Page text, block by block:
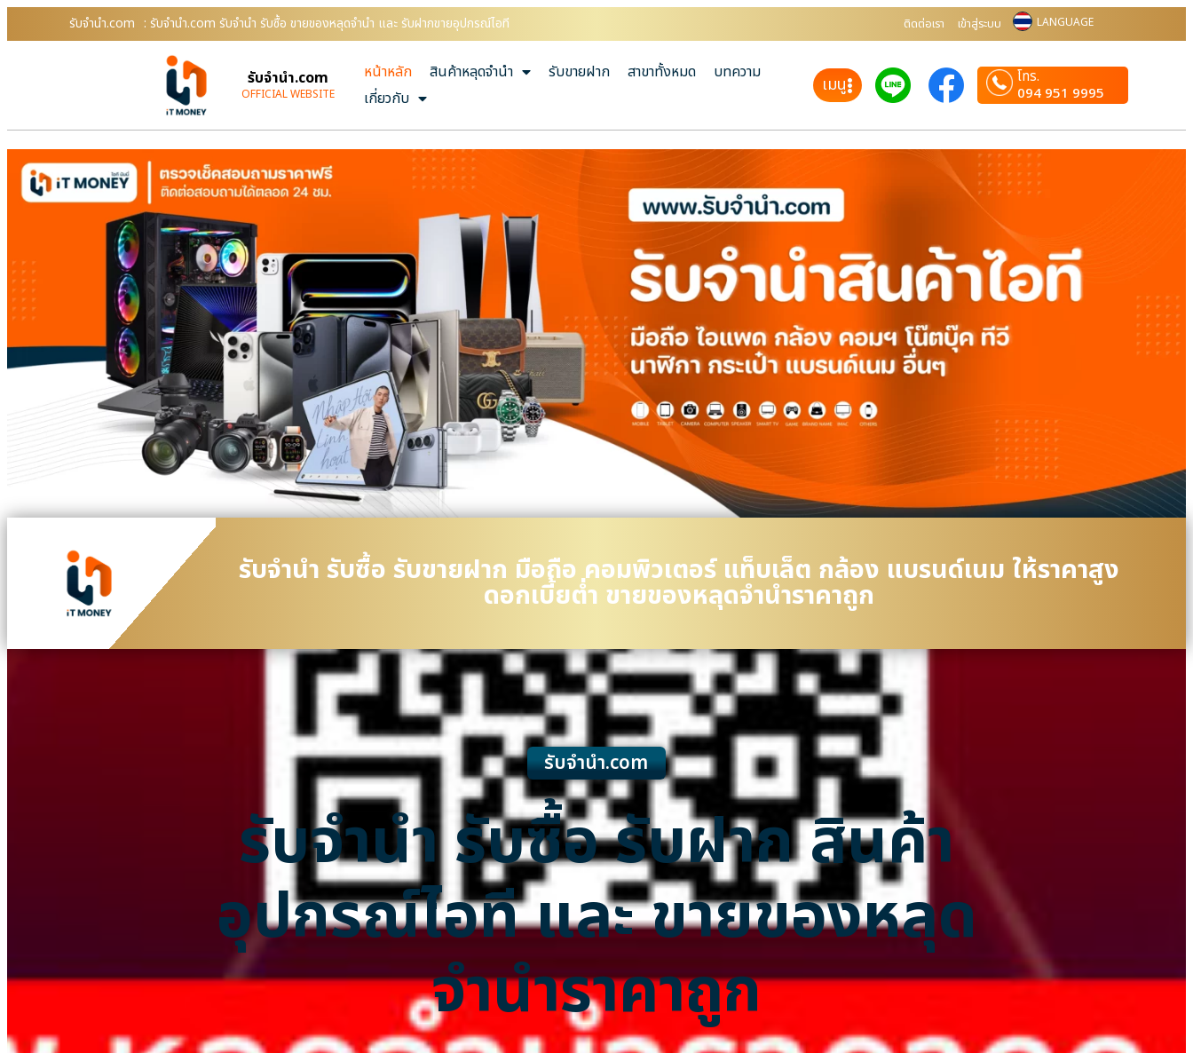
รับจํานํา.com : รับจํานํา.com รับจำนำ รับซื้อ ขายของหลุดจำนำ และ รับฝากขายอุปกรณ์ไอที ติดต่อเรา เข้าสู่ระบบ LANGUAGE
รับจํานํา.com
OFFICIAL WEBSITE
หน้าหลัก สินค้าหลุดจำนำ รับขายฝาก สาขาทั้งหมด
บทความ
เกี่ยวกับ
เมนู
โทร.
094 951 9995
รับจำนำ รับซื้อ รับขายฝาก มือถือ คอมพิวเตอร์ แท็บเล็ต กล้อง แบรนด์เนม ให้ราคาสูง
ดอกเบี้ยต่ำ ขายของหลุดจำนำราคาถูก
รับจํานํา.com
รับจำนำ รับซื้อ รับฝาก สินค้า
อุปกรณ์ไอที และ ขายของหลุด
จำนำราคาถูก